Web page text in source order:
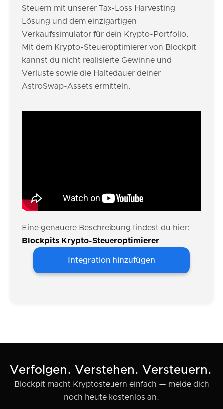
Steuern mit unserer Tax-Loss Harvesting
Lösung und dem einzigartigen
Verkaufssimulator für dein Krypto-Portfolio.
Mit dem Krypto-Steueroptimierer von Blockpit
kannst du nicht realisierte Gewinne und
Verluste sowie die Haltedauer deiner
AstroSwap-Assets ermitteln.
Eine genauere Beschreibung findest du hier:
Blockpits Krypto-Steueroptimierer
Integration hinzufügen
Verfolgen. Verstehen. Versteuern.
Blockpit macht Kryptosteuern einfach — melde dich
noch heute kostenlos an.